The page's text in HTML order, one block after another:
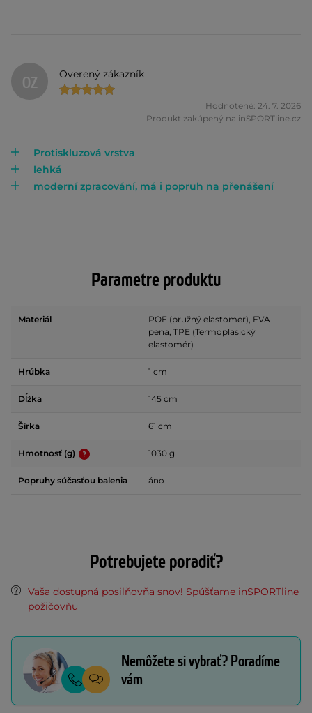
OZ Overený zákazník
Hodnotené: 24. 7. 2026
Produkt zakúpený na inSPORTline.cz
Protiskluzová vrstva
lehká
moderní zpracování, má i popruh na přenášení
Parametre produktu
Materiál
POE (pružný elastomer), EVA
pena, TPE (Termoplasický
elastomér)
Hrúbka 1 cm
Dĺžka 145 cm
Šírka 61 cm
Hmotnosť (g) 1030 g
Popruhy súčasťou balenia áno
Potrebujete poradiť?
Vaša dostupná posilňovňa snov! Spúšťame inSPORTline
požičovňu
Nemôžete si vybrať? Poradíme
vám